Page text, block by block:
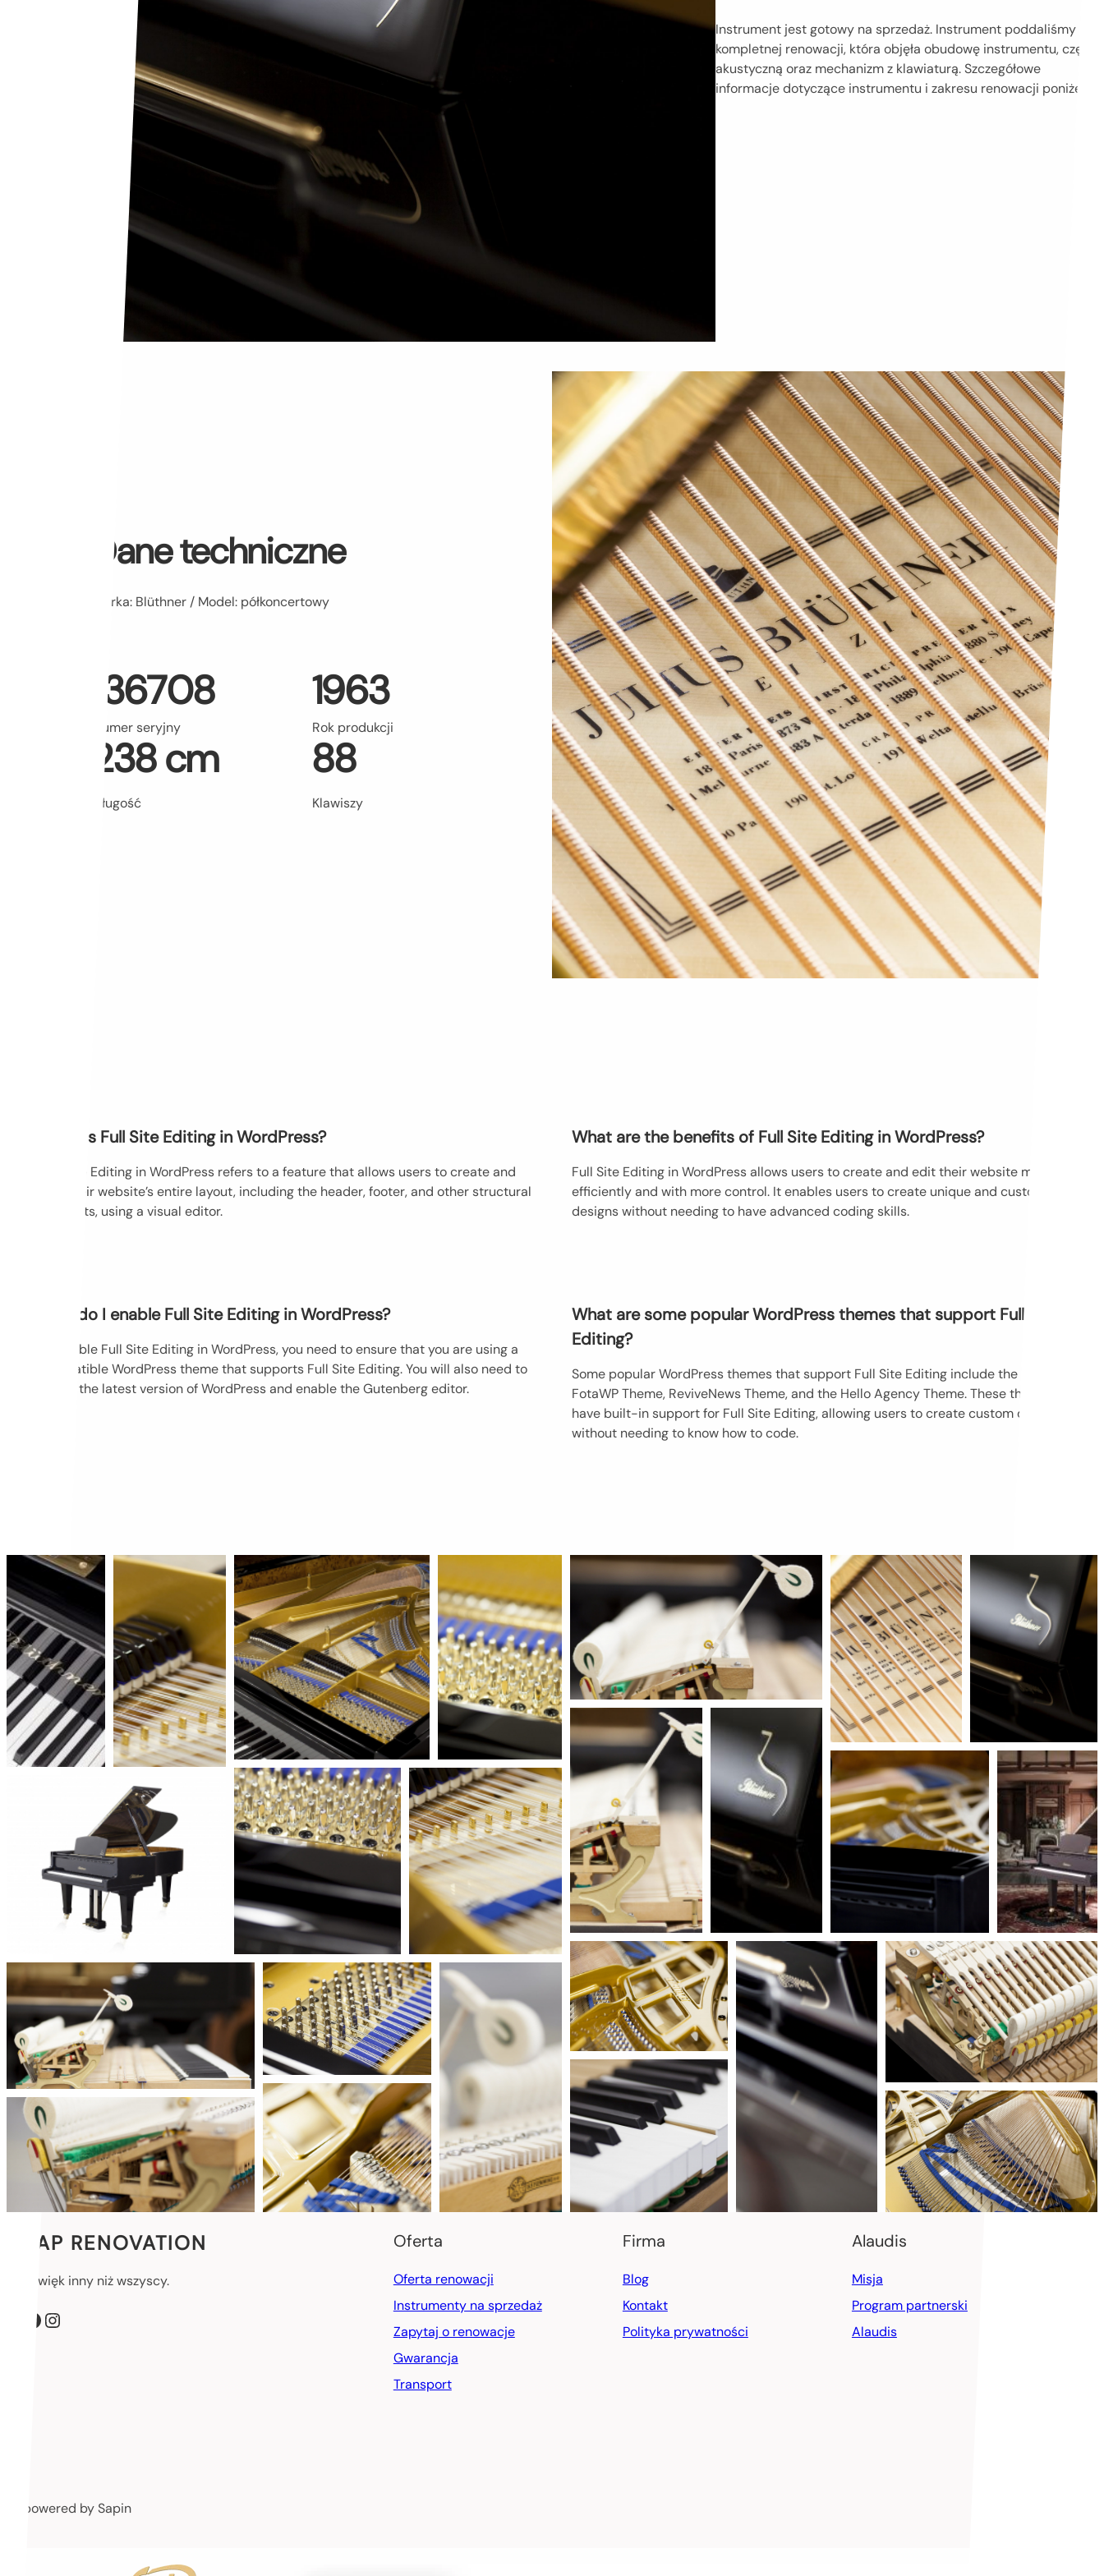
Instrument jest gotowy na sprzedaż. Instrument poddaliśmy
kompletnej renowacji, która objęła obudowę instrumentu, część
akustyczną oraz mechanizm z klawiaturą. Szczegółowe
informacje dotyczące instrumentu i zakresu renowacji poniżej.
Dane techniczne
Marka: Blüthner / Model: półkoncertowy
136708
Numer seryjny
1963
Rok produkcji
238 cm
Długość
88
Klawiszy
What is Full Site Editing in WordPress?
Full Site Editing in WordPress refers to a feature that allows users to create and
edit their website’s entire layout, including the header, footer, and other structural
elements, using a visual editor.
What are the benefits of Full Site Editing in WordPress?
Full Site Editing in WordPress allows users to create and edit their website more
efficiently and with more control. It enables users to create unique and custom
designs without needing to have advanced coding skills.
How do I enable Full Site Editing in WordPress?
To enable Full Site Editing in WordPress, you need to ensure that you are using a
compatible WordPress theme that supports Full Site Editing. You will also need to
install the latest version of WordPress and enable the Gutenberg editor.
What are some popular WordPress themes that support Full Site
Editing?
Some popular WordPress themes that support Full Site Editing include the
FotaWP Theme, ReviveNews Theme, and the Hello Agency Theme. These themes
have built-in support for Full Site Editing, allowing users to create custom designs
without needing to know how to code.
SAP RENOVATION
Dzwięk inny niż wszyscy.
Instagram
Oferta
Oferta renowacji
Instrumenty na sprzedaż
Zapytaj o renowacje
Gwarancja
Transport
Firma
Blog
Kontakt
Polityka prywatności
Alaudis
Misja
Program partnerski
Alaudis
powered by Sapin